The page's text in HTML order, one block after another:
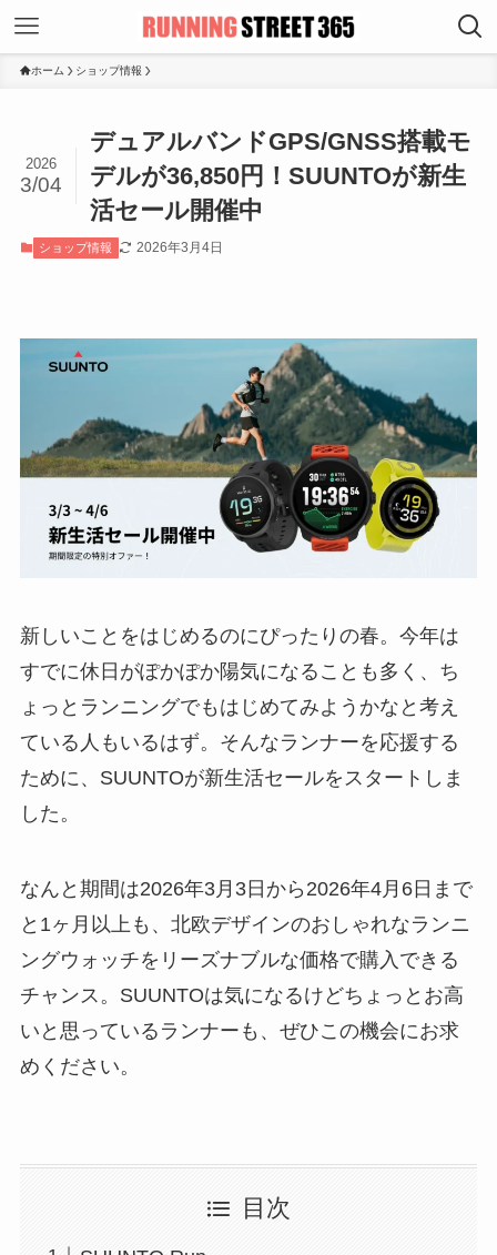
ホーム ショップ情報
デュアルバンドGPS/GNSS搭載モ
デルが36,850円！SUUNTOが新生
活セール開催中
2026
3/04
ショップ情報 2026年3月4日
新しいことをはじめるのにぴったりの春。今年は
すでに休日がぽかぽか陽気になることも多く、ち
ょっとランニングでもはじめてみようかなと考え
ている人もいるはず。そんなランナーを応援する
ために、SUUNTOが新生活セールをスタートしま
した。
なんと期間は2026年3月3日から2026年4月6日まで
と1ヶ月以上も、北欧デザインのおしゃれなランニ
ングウォッチをリーズナブルな価格で購入できる
チャンス。SUUNTOは気になるけどちょっとお高
いと思っているランナーも、ぜひこの機会にお求
めください。
目次